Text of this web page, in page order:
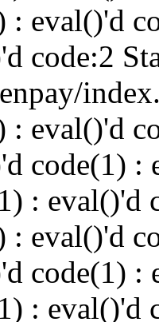
: eval()'d
code:2
: eval()'d
code(1) :
: eval()'d
: eval()'d
code(1) :
: eval()'d